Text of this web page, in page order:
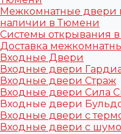
Межкомнатные двери
наличии в Тюмени
Системы открывания
Доставка
Входные Двери
Входные двери
Входные двери Страж
Входные двери Сила
Входные двери
Входные двери с
Входные двери с